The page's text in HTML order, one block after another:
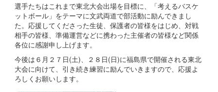
選手たちはこれまで東北大会出場を目標に、「考えるバスケ
ットボール」をテーマに文武両道で部活動に励んできまし
た。応援してくださった生徒、保護者の皆様をはじめ、対戦
相手の皆様、準備運営などに携わった主催者の皆様など関係
各位に感謝申し上げます。
今後は６月２７日(土)、２８日(日)に福島県で開催される東北
大会に向けて、引き続き練習に励んでいきますので、応援よ
ろしくお願いします。